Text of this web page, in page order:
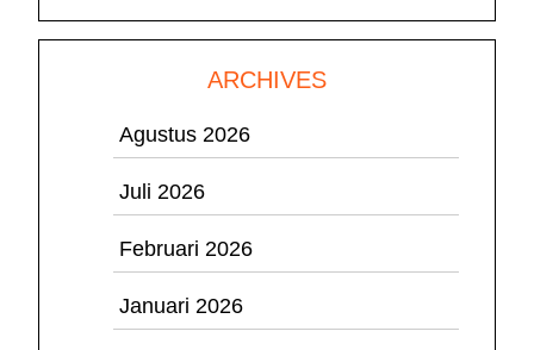
ARCHIVES
Agustus 2026
Juli 2026
Februari 2026
Januari 2026